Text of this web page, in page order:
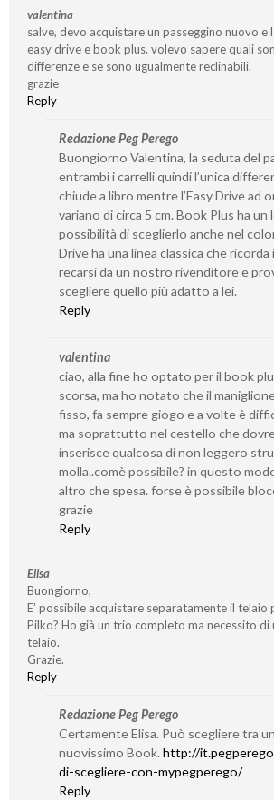
valentina
salve, devo acquistare un passeggino nuovo e
easy drive e book plus. volevo sapere quali
differenze e se sono ugualmente reclinabili.
grazie
Reply
Redazione Peg Perego
Buongiorno Valentina, la seduta del
entrambi i carrelli quindi l’unica
chiude a libro mentre l’Easy Drive ad
variano di circa 5 cm. Book Plus ha
possibilità di sceglierlo anche nel
Drive ha una linea classica che
recarsi da un nostro rivenditore e
scegliere quello più adatto a lei.
Reply
valentina
ciao, alla fine ho optato per il book
scorsa, ma ho notato che il
fisso, fa sempre giogo e a volte è
ma soprattutto nel cestello che
inserisce qualcosa di non leggero
molla..comè possibile? in questo
altro che spesa. forse è possibile
grazie
Reply
Elisa
Buongiorno,
E’ possibile acquistare separatamente il telaio
Pilko? Ho già un trio completo ma necessito di
telaio.
Grazie.
Reply
Redazione Peg Perego
Certamente Elisa. Può scegliere tra
nuovissimo Book.http://
di-scegliere-con-mypegperego/
Reply